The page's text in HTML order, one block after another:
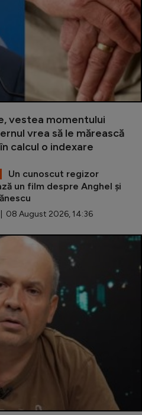
vestea momentului
vrea să le mărească
calcul o indexare
Un cunoscut regizor
un film despre Anghel și
| 08 August 2026, 14:36